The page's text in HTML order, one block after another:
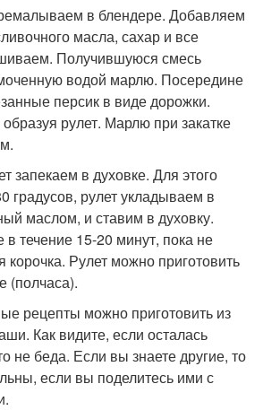
в блендере. Добавляем
масла, сахар и все
Получившуюся смесь
водой марлю. Посередине
персик в виде дорожки.
рулет. Марлю при закатке
запекаем в духовке. Для этого
градусов, рулет укладываем в
маслом, и ставим в духовку.
в течение 15-20 минут, пока не
корочка. Рулет можно приготовить
(полчаса).
рецепты можно приготовить из
Как видите, если осталась
не беда. Если вы знаете другие, то
если вы поделитесь ими с